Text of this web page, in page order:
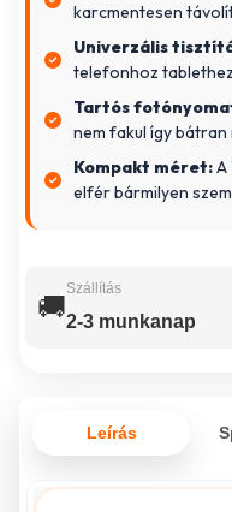
karcmentesen
Univerzális
telefonhoz
Tartós
nem fakul így
Kompakt méret:A
elfér bármilyen
🚚
Szállítás
2-3 munkanap
Leírás